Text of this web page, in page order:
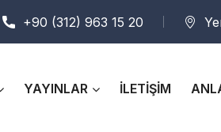
+90 (312) 963 15 20
YAYINLAR İLETİŞİM